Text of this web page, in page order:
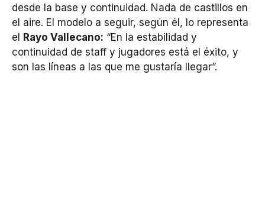
desde la base y continuidad. Nada de castillos en
el aire. El modelo a seguir, según él, lo representa
el
Rayo Vallecano: “En la estabilidad y
continuidad de staff y jugadores está el éxito, y
son las líneas a las que me gustaría llegar”.